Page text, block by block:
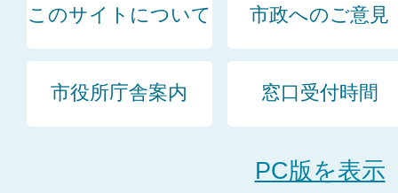
このサイトについて 市政へのご意見
市役所庁舎案内 窓口受付時間
PC版を表示